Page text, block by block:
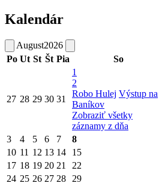
Kalendár
August2026
Po Ut St Št Pia So
27 28 29 30 31
1
2
Robo Hulej Výstup na
Baníkov
Zobraziť všetky
záznamy z dňa
3
4 5 6 7 8
10 11 12 13 14 15
17 18 19 20 21 22
24 25 26 27 28 29